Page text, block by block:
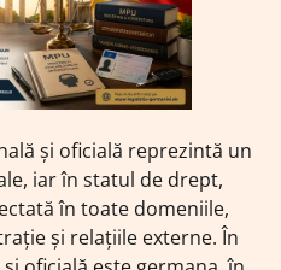
și oficială reprezintă un
iar în statul de drept,
în toate domeniile,
și relațiile externe. În